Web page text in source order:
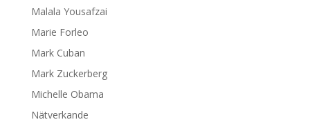
Malala Yousafzai
Marie Forleo
Mark Cuban
Mark Zuckerberg
Michelle Obama
Nätverkande